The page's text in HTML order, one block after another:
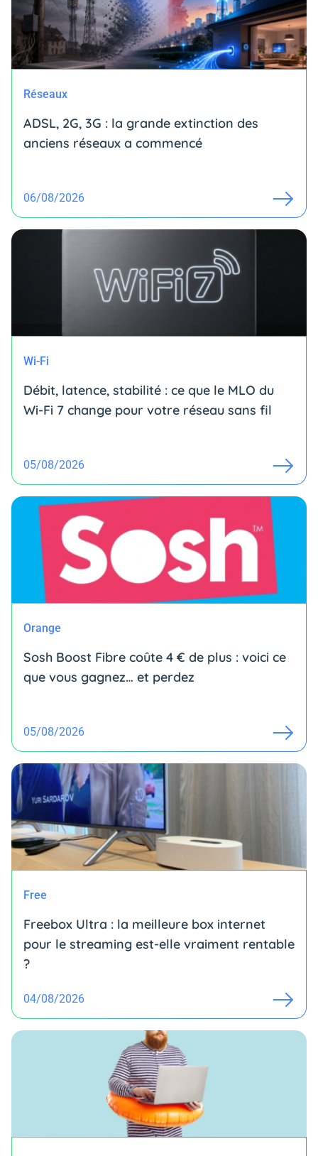
Réseaux
ADSL, 2G, 3G : la grande extinction des
anciens réseaux a commencé
06/08/2026
Wi-Fi
Débit, latence, stabilité : ce que le MLO du
Wi-Fi 7 change pour votre réseau sans fil
05/08/2026
Orange
Sosh Boost Fibre coûte 4 € de plus : voici ce
que vous gagnez… et perdez
05/08/2026
Free
Freebox Ultra : la meilleure box internet
pour le streaming est-elle vraiment rentable
?
04/08/2026